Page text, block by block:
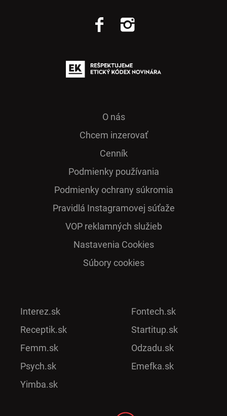
O nás
Chcem inzerovať
Cenník
Podmienky používania
Podmienky ochrany súkromia
Pra­vidlá Ins­ta­gra­mo­vej sú­ťaže
VOP reklamných služieb
Nastavenia Cookies
Súbory cookies
Interez.sk
Receptik.sk
Femm.sk
Psych.sk
Yimba.sk
Fontech.sk
Startitup.sk
Odzadu.sk
Emefka.sk